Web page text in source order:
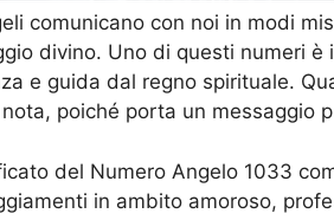
comunicano con noi in modi
divino. Uno di questi numeri
e guida dal regno spirituale.
poiché porta un messaggio
del Numero Angelo 1033
in ambito amoroso,